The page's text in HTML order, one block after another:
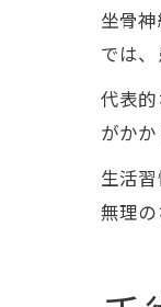
坐骨
では
代表
がか
生活
無理